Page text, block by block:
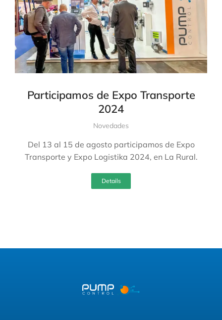
Participamos de Expo Transporte
2024
Novedades
Del 13 al 15 de agosto participamos de Expo
Transporte y Expo Logistika 2024, en La Rural.
Details